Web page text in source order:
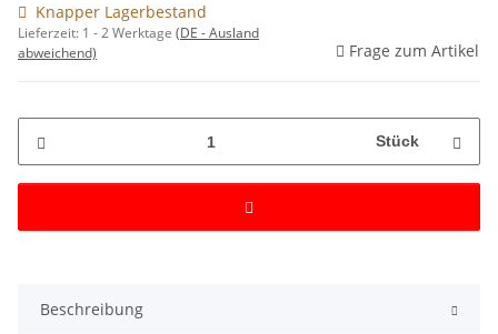
Knapper Lagerbestand
Lieferzeit: 1 - 2 Werktage (DE - Ausland
abweichend)
Frage zum Artikel
Stück
Beschreibung